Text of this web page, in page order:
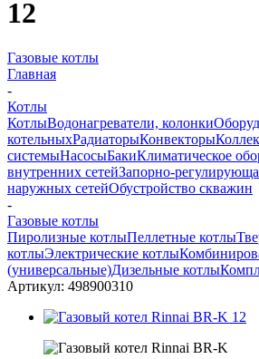
12
Газовые котлы
Главная
-
Котлы
КотлыВодонагреватели, колонки
котельныхРадиаторыКонвекторы
системыНасосыБакиКлиматическое
внутренних сетейЗапорно-
наружных сетейОбустройство скважин
-
Газовые котлы
Пиролизные котлыПеллетные котлы
котлыЭлектрические котлы
(универсальные)Дизельные котлы
Артикул: 498900310